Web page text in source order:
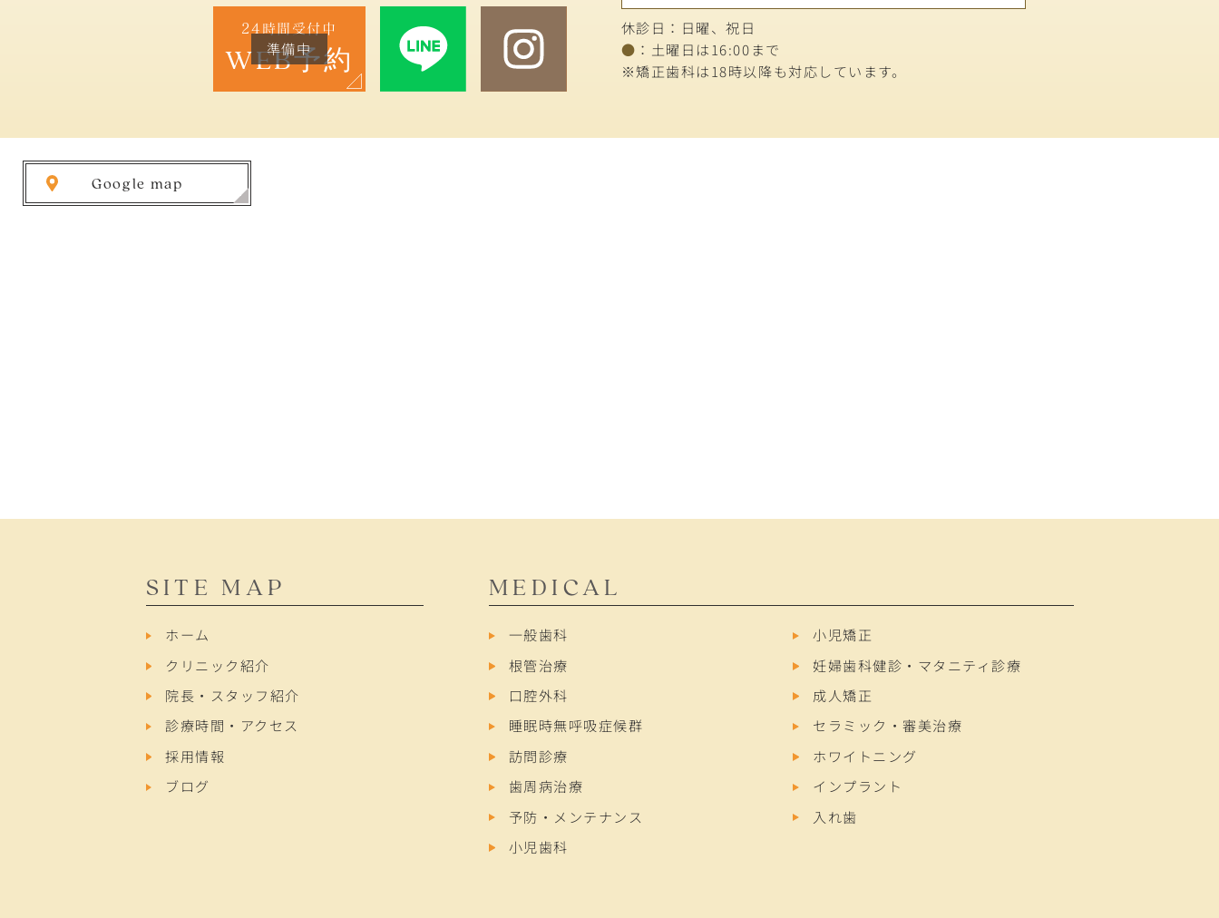
24時間受付中
WEB予約
休診日：日曜、祝日
● ：土曜日は16:00まで
※矯正歯科は18時以降も対応しています。
Google map
SITE MAP
ホーム
クリニック紹介
院長・スタッフ紹介
診療時間・アクセス
採用情報
ブログ
MEDICAL
一般歯科
根管治療
口腔外科
睡眠時無呼吸症候群
訪問診療
歯周病治療
予防・メンテナンス
小児歯科
小児矯正
妊婦歯科健診・マタニティ診療
成人矯正
セラミック・審美治療
ホワイトニング
インプラント
入れ歯